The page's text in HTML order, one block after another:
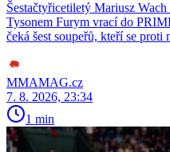
Šestačtyřicetiletý Mariusz
Tysonem Furym vrací do
čeká šest soupeřů, kteří se
MMAMAG.cz
7. 8. 2026, 23:34
1 min